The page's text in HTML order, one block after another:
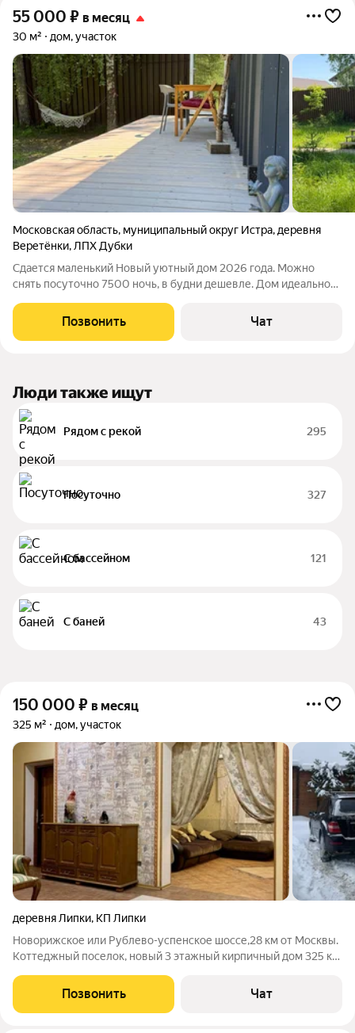
55 000 ₽ в месяц
30 м² дом, участок
Московская область, муниципальный округ Истра, деревня
Веретёнки, ЛПХ Дубки
Сдается маленький Новый уютный дом 2026 года. Можно
снять посуточно 7500 ночь, в будни дешевле. Дом идеально
человек. У нас вы сможете отдохнуть от городской суеты,
попариться в сауне,
Позвонить Чат
Люди также ищут
Рядом с рекой 295
Посуточно 327
С бассейном 121
С баней 43
150 000 ₽ в месяц
325 м² дом, участок
деревня Липки, КП Липки
Новорижское или Рублево-успенское шоссе,28 км от Москвы.
Коттеджный поселок, новый 3 этажный кирпичный дом 325 кв.
зал, рядом лес, бассейн, Участок 12 соток - плодоносящий сад,
лесные
Позвонить Чат